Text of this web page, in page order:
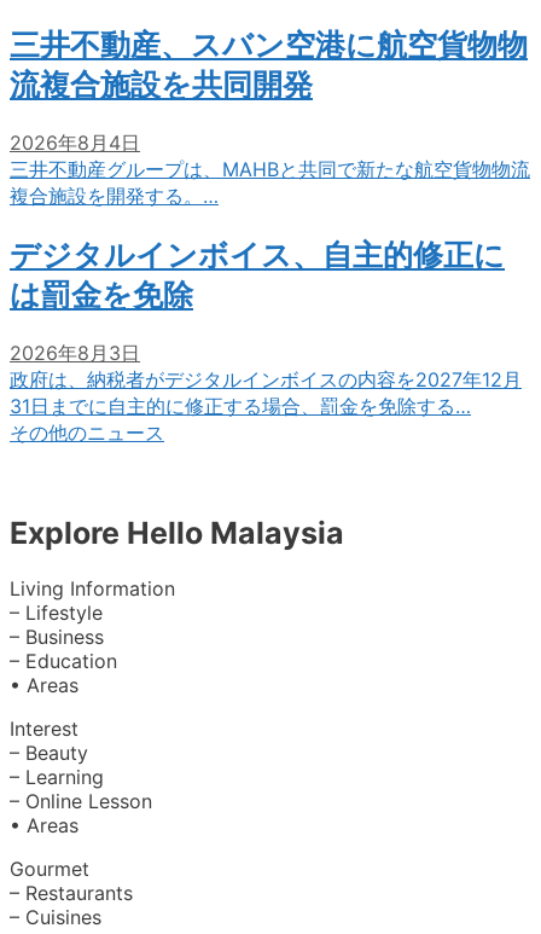
三井不動産、スバン空港に航空貨物物
流複合施設を共同開発
2026年8月4日
三井不動産グループは、MAHBと共同で新たな航空貨物物流
複合施設を開発する。…
デジタルインボイス、自主的修正に
は罰金を免除
2026年8月3日
政府は、納税者がデジタルインボイスの内容を2027年12月
31日までに自主的に修正する場合、罰金を免除する…
その他のニュース
Explore Hello Malaysia
Living Information
– Lifestyle
– Business
– Education
• Areas
Interest
– Beauty
– Learning
– Online Lesson
• Areas
Gourmet
– Restaurants
– Cuisines